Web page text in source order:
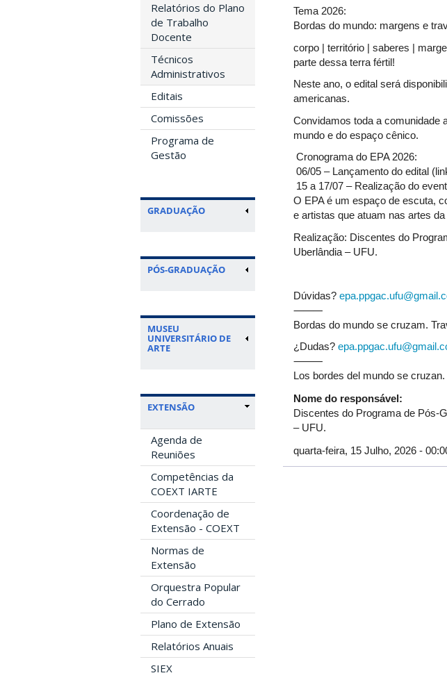
Relatórios do Plano
de Trabalho
Docente
Técnicos
Administrativos
Editais
Comissões
Programa de
Gestão
GRADUAÇÃO
PÓS-GRADUAÇÃO
MUSEU
UNIVERSITÁRIO DE
ARTE
EXTENSÃO
Agenda de
Reuniões
Competências da
COEXT IARTE
Coordenação de
Extensão - COEXT
Normas de
Extensão
Orquestra Popular
do Cerrado
Plano de Extensão
Relatórios Anuais
SIEX
Tema 2026:
Bordas do mundo: margens e
corpo | território | saberes |
parte dessa terra fértil!
Neste ano, o edital será
americanas.
Convidamos toda a comunidade
mundo e do espaço cênico.
Cronograma do EPA 2026:
06/05 – Lançamento do edital
15 a 17/07 – Realização do
O EPA é um espaço de escuta,
e artistas que atuam nas artes
Realização: Discentes do
Uberlândia – UFU.
Dúvidas?
⸻
Bordas do mundo se cruzam.
¿Dudas?
⸻
Los bordes del mundo se
Nome do responsável:
Discentes do Programa de Pós-
– UFU.
quarta-feira, 15 Julho, 2026 -